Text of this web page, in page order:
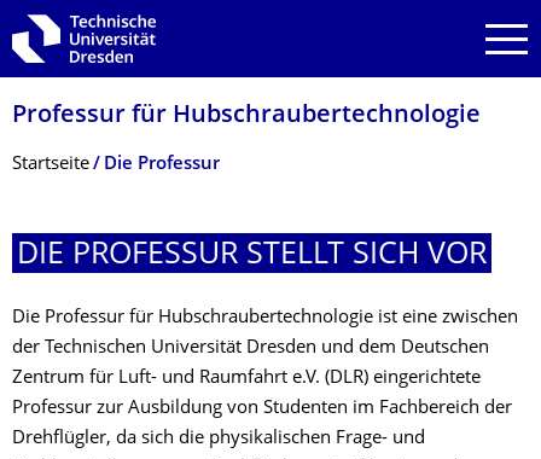
Zur Hauptnavigation springen
Zur Suche springen
Zum Inhalt springen
Professur für Hubschraubertech­nologie
Breadcrumb-Menü
Startseite Die Professur
DIE PROFESSUR STELLT SICH VOR
Die Professur für Hubschraubertechnologie ist eine zwischen
der Technischen Universität Dresden und dem Deutschen
Zentrum für Luft- und Raumfahrt e.V. (DLR) eingerichtete
Professur zur Ausbildung von Studenten im Fachbereich der
Drehflügler, da sich die physikalischen Frage- und